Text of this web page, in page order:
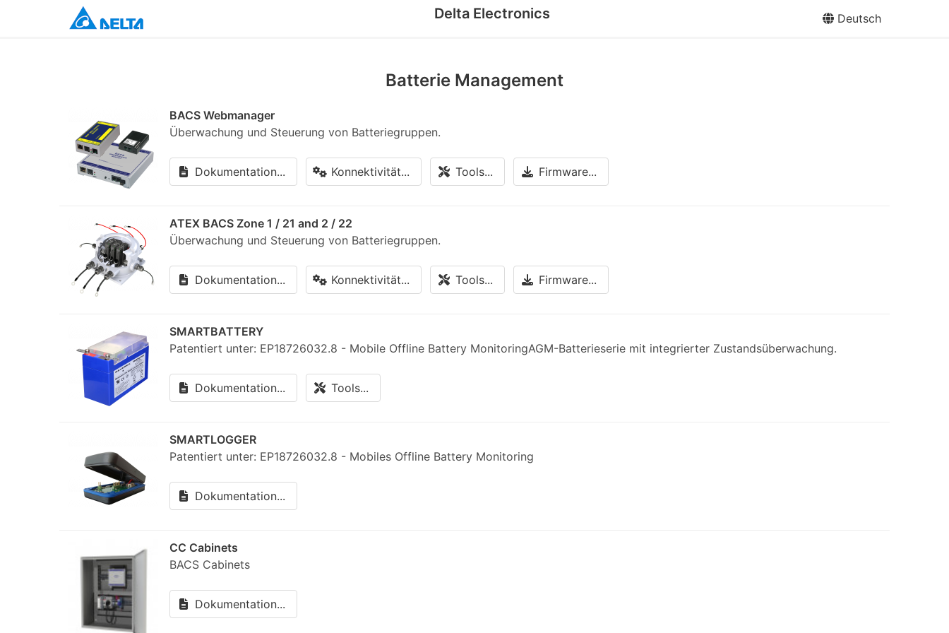
Delta Electronics Deutsch
Batterie Management
BACS Webmanager
Überwachung und Steuerung von Batteriegruppen.
Dokumentation... Konnektivität... Tools... Firmware...
ATEX BACS Zone 1 / 21 and 2 / 22
Überwachung und Steuerung von Batteriegruppen.
Dokumentation... Konnektivität... Tools... Firmware...
SMARTBATTERY
Patentiert unter: EP18726032.8 - Mobile Offline Battery MonitoringAGM-Batterieserie mit integrierter Zustandsüberwachung.
Dokumentation... Tools...
SMARTLOGGER
Patentiert unter: EP18726032.8 - Mobiles Offline Battery Monitoring
Dokumentation...
CC Cabinets
BACS Cabinets
Dokumentation...